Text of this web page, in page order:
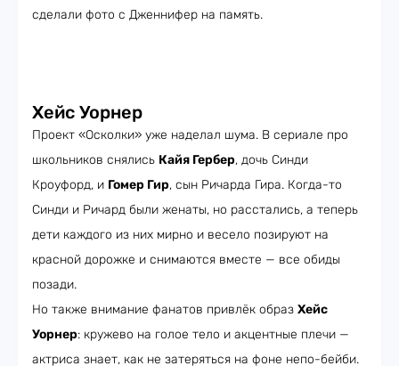
сделали фото с Дженнифер на память.
Хейс Уорнер
Проект «Осколки» уже наделал шума. В сериале про
школьников снялись Кайя Гербер, дочь Синди
Кроуфорд, и Гомер Гир, сын Ричарда Гира. Когда-то
Синди и Ричард были женаты, но расстались, а теперь
дети каждого из них мирно и весело позируют на
красной дорожке и снимаются вместе — все обиды
позади.
Но также внимание фанатов привлёк образ Хейс
Уорнер: кружево на голое тело и акцентные плечи —
актриса знает, как не затеряться на фоне непо-бейби.